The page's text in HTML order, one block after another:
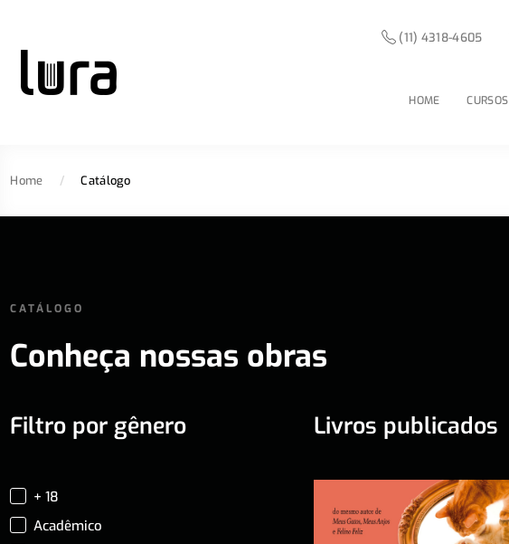
HOME CURSOS
(11) 4318-4605
Home / Catálogo
CATÁLOGO
Conheça nossas obras
Filtro por gênero
+ 18
Acadêmico
Livros publicados